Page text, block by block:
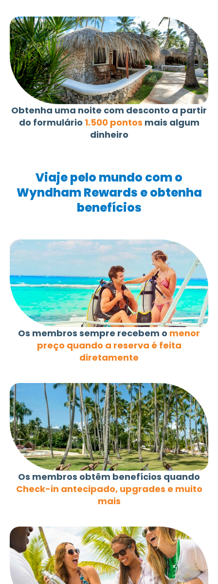
Obtenha uma noite com desconto a partir
do formulário 1.500 pontos mais algum
dinheiro
Viaje pelo mundo com o
Wyndham Rewards e obtenha
benefícios
Os membros sempre recebem o menor
preço quando a reserva é feita
diretamente
Os membros obtêm benefícios quando
Check-in antecipado, upgrades e muito
mais